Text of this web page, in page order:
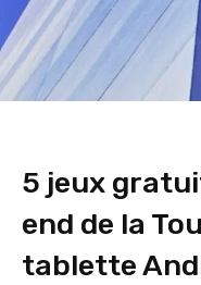
5 jeux
end de la
tablette